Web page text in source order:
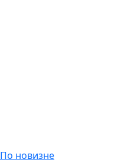
По новизне